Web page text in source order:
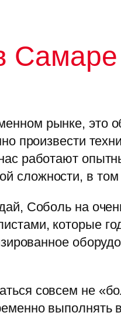
Самаре
рынке, это
произвести
работают
сложности, в
Соболь на
которые
совсем не
выполнять